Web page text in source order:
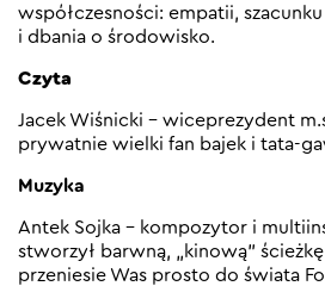
współczesności: empatii,
i dbania o środowisko.
Czyta
Jacek Wiśnicki – wiceprezydent
prywatnie wielki fan bajek i tata-
Muzyka
Antek Sojka – kompozytor i
stworzył barwną, „kinową”
przeniesie Was prosto do świata